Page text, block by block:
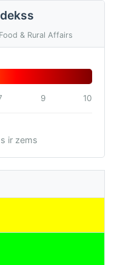
& Rural Affairs
9 10
ir zems